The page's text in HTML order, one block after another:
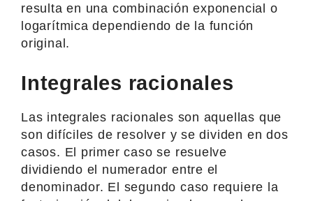
resulta en una combinación exponencial o
logarítmica dependiendo de la función
original.
Integrales racionales
Las integrales racionales son aquellas que
son difíciles de resolver y se dividen en dos
casos. El primer caso se resuelve
dividiendo el numerador entre el
denominador. El segundo caso requiere la